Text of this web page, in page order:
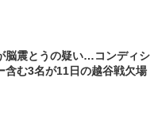
脳震とうの疑い…コンディシ
含む3名が11日の越谷戦欠場